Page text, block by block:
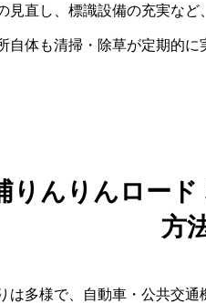
見直し、標識設備の充実な
自体も清掃・除草が定期的
りんりんロー
方
は多様で、自動車・公共交